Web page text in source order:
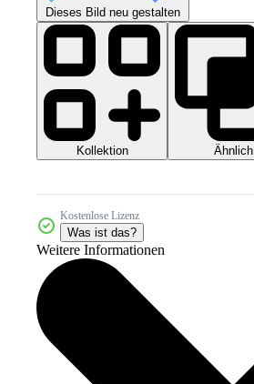
Dieses Bild neu gestalten
Kollektion Ähnlich
Kostenlose Lizenz
Was ist das?
Weitere Informationen